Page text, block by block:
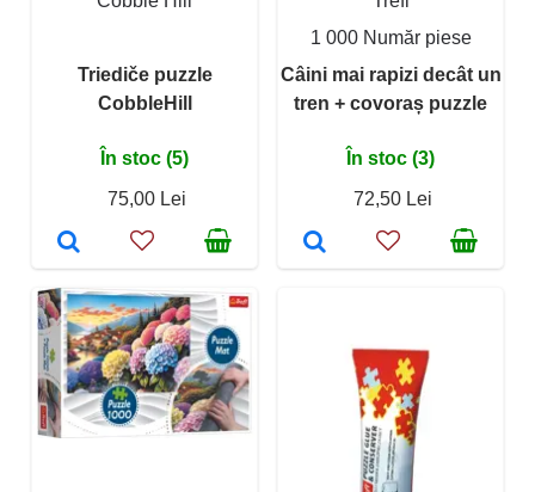
Triediče puzzle
CobbleHill
În stoc (5)
75,00 Lei
1 000 Număr piese
Câini mai rapizi decât un
tren + covoraș puzzle
În stoc (3)
72,50 Lei